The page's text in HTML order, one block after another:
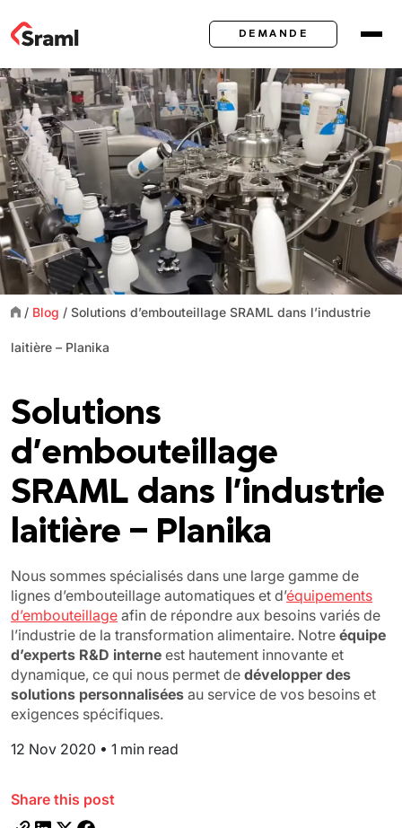
DEMANDE
/ Blog / Solutions d’embouteillage SRAML dans l’industrie
laitière – Planika
Solutions
d’embouteillage
SRAML dans l’industrie
laitière – Planika
Nous sommes spécialisés dans une large gamme de
lignes d’embouteillage automatiques et d’équipements
d’embouteillage afin de répondre aux besoins variés de
l’industrie de la transformation alimentaire. Notre équipe
d’experts R&D interne est hautement innovante et
dynamique, ce qui nous permet de développer des
solutions personnalisées au service de vos besoins et
exigences spécifiques.
12 Nov 2020 • 1 min read
Share this post